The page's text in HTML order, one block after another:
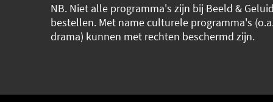
NB. Niet alle programma's zijn bij Beeld &
bestellen. Met name culturele programma's
drama) kunnen met rechten beschermd zijn.